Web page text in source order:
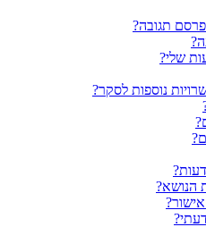
תגובה?
שלי?
נוספות לסקר?
הנושא?